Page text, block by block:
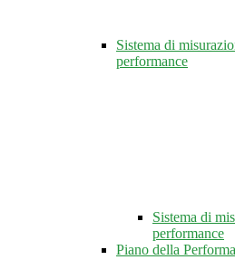
Sistema di
performance
Sistema di
performance
Piano della